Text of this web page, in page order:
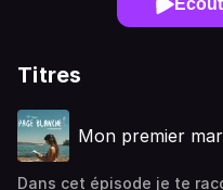
Titres
Mon premier
Dans cet épisode je te